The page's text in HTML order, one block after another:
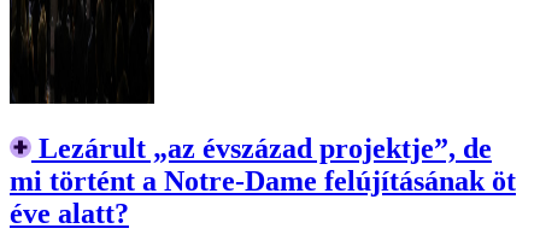
Lezárult „az évszázad projektje”, de
mi történt a Notre-Dame felújításának öt
éve alatt?